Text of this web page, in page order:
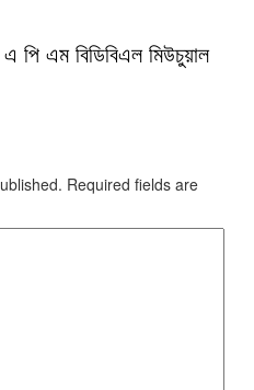
এ পি এম বিডিবিএল মিউচুয়াল
Required fields are